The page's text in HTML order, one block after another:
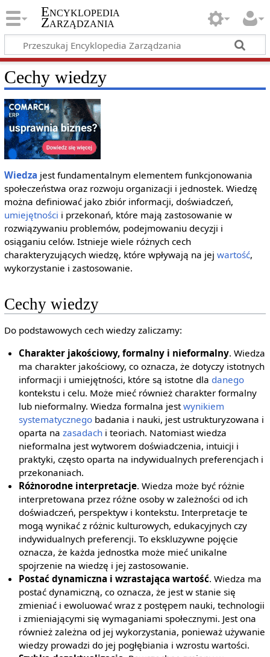
Encyklopedia
Zarządzania
Cechy wiedzy
Wiedza jest fundamentalnym elementem funkcjonowania
społeczeństwa oraz rozwoju organizacji i jednostek. Wiedzę
można definiować jako zbiór informacji, doświadczeń,
umiejętności i przekonań, które mają zastosowanie w
rozwiązywaniu problemów, podejmowaniu decyzji i
osiąganiu celów. Istnieje wiele różnych cech
charakteryzujących wiedzę, które wpływają na jej wartość,
wykorzystanie i zastosowanie.
Cechy wiedzy
Do podstawowych cech wiedzy zaliczamy:
Charakter jakościowy, formalny i nieformalny. Wiedza
ma charakter jakościowy, co oznacza, że dotyczy istotnych
informacji i umiejętności, które są istotne dla danego
kontekstu i celu. Może mieć również charakter formalny
lub nieformalny. Wiedza formalna jestwynikiem
systematycznego badania i nauki, jest ustrukturyzowana i
oparta nazasadach i teoriach. Natomiast wiedza
nieformalna jest wytworem doświadczenia, intuicji i
praktyki, często oparta na indywidualnych preferencjach i
przekonaniach.
Różnorodne interpretacje. Wiedza może być różnie
interpretowana przez różne osoby w zależności od ich
doświadczeń, perspektyw i kontekstu. Interpretacje te
mogą wynikać z różnic kulturowych, edukacyjnych czy
indywidualnych preferencji. To ekskluzywne pojęcie
oznacza, że każda jednostka może mieć unikalne
spojrzenie na wiedzę i jej zastosowanie.
Postać dynamiczna i wzrastająca wartość. Wiedza ma
postać dynamiczną, co oznacza, że jest w stanie się
zmieniać i ewoluować wraz z postępem nauki, technologii
i zmieniającymi się wymaganiami społecznymi. Jest ona
również zależna od jej wykorzystania, ponieważ używanie
wiedzy prowadzi do jej pogłębiania i wzrostu wartości.